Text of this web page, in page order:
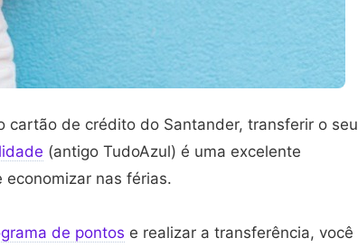
cartão de crédito do Santander, transferir o seu
(antigo TudoAzul) é uma excelente
nas férias.
de pontos e realizar a transferência, você